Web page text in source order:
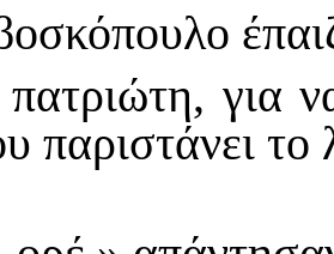
για
παριστάνει